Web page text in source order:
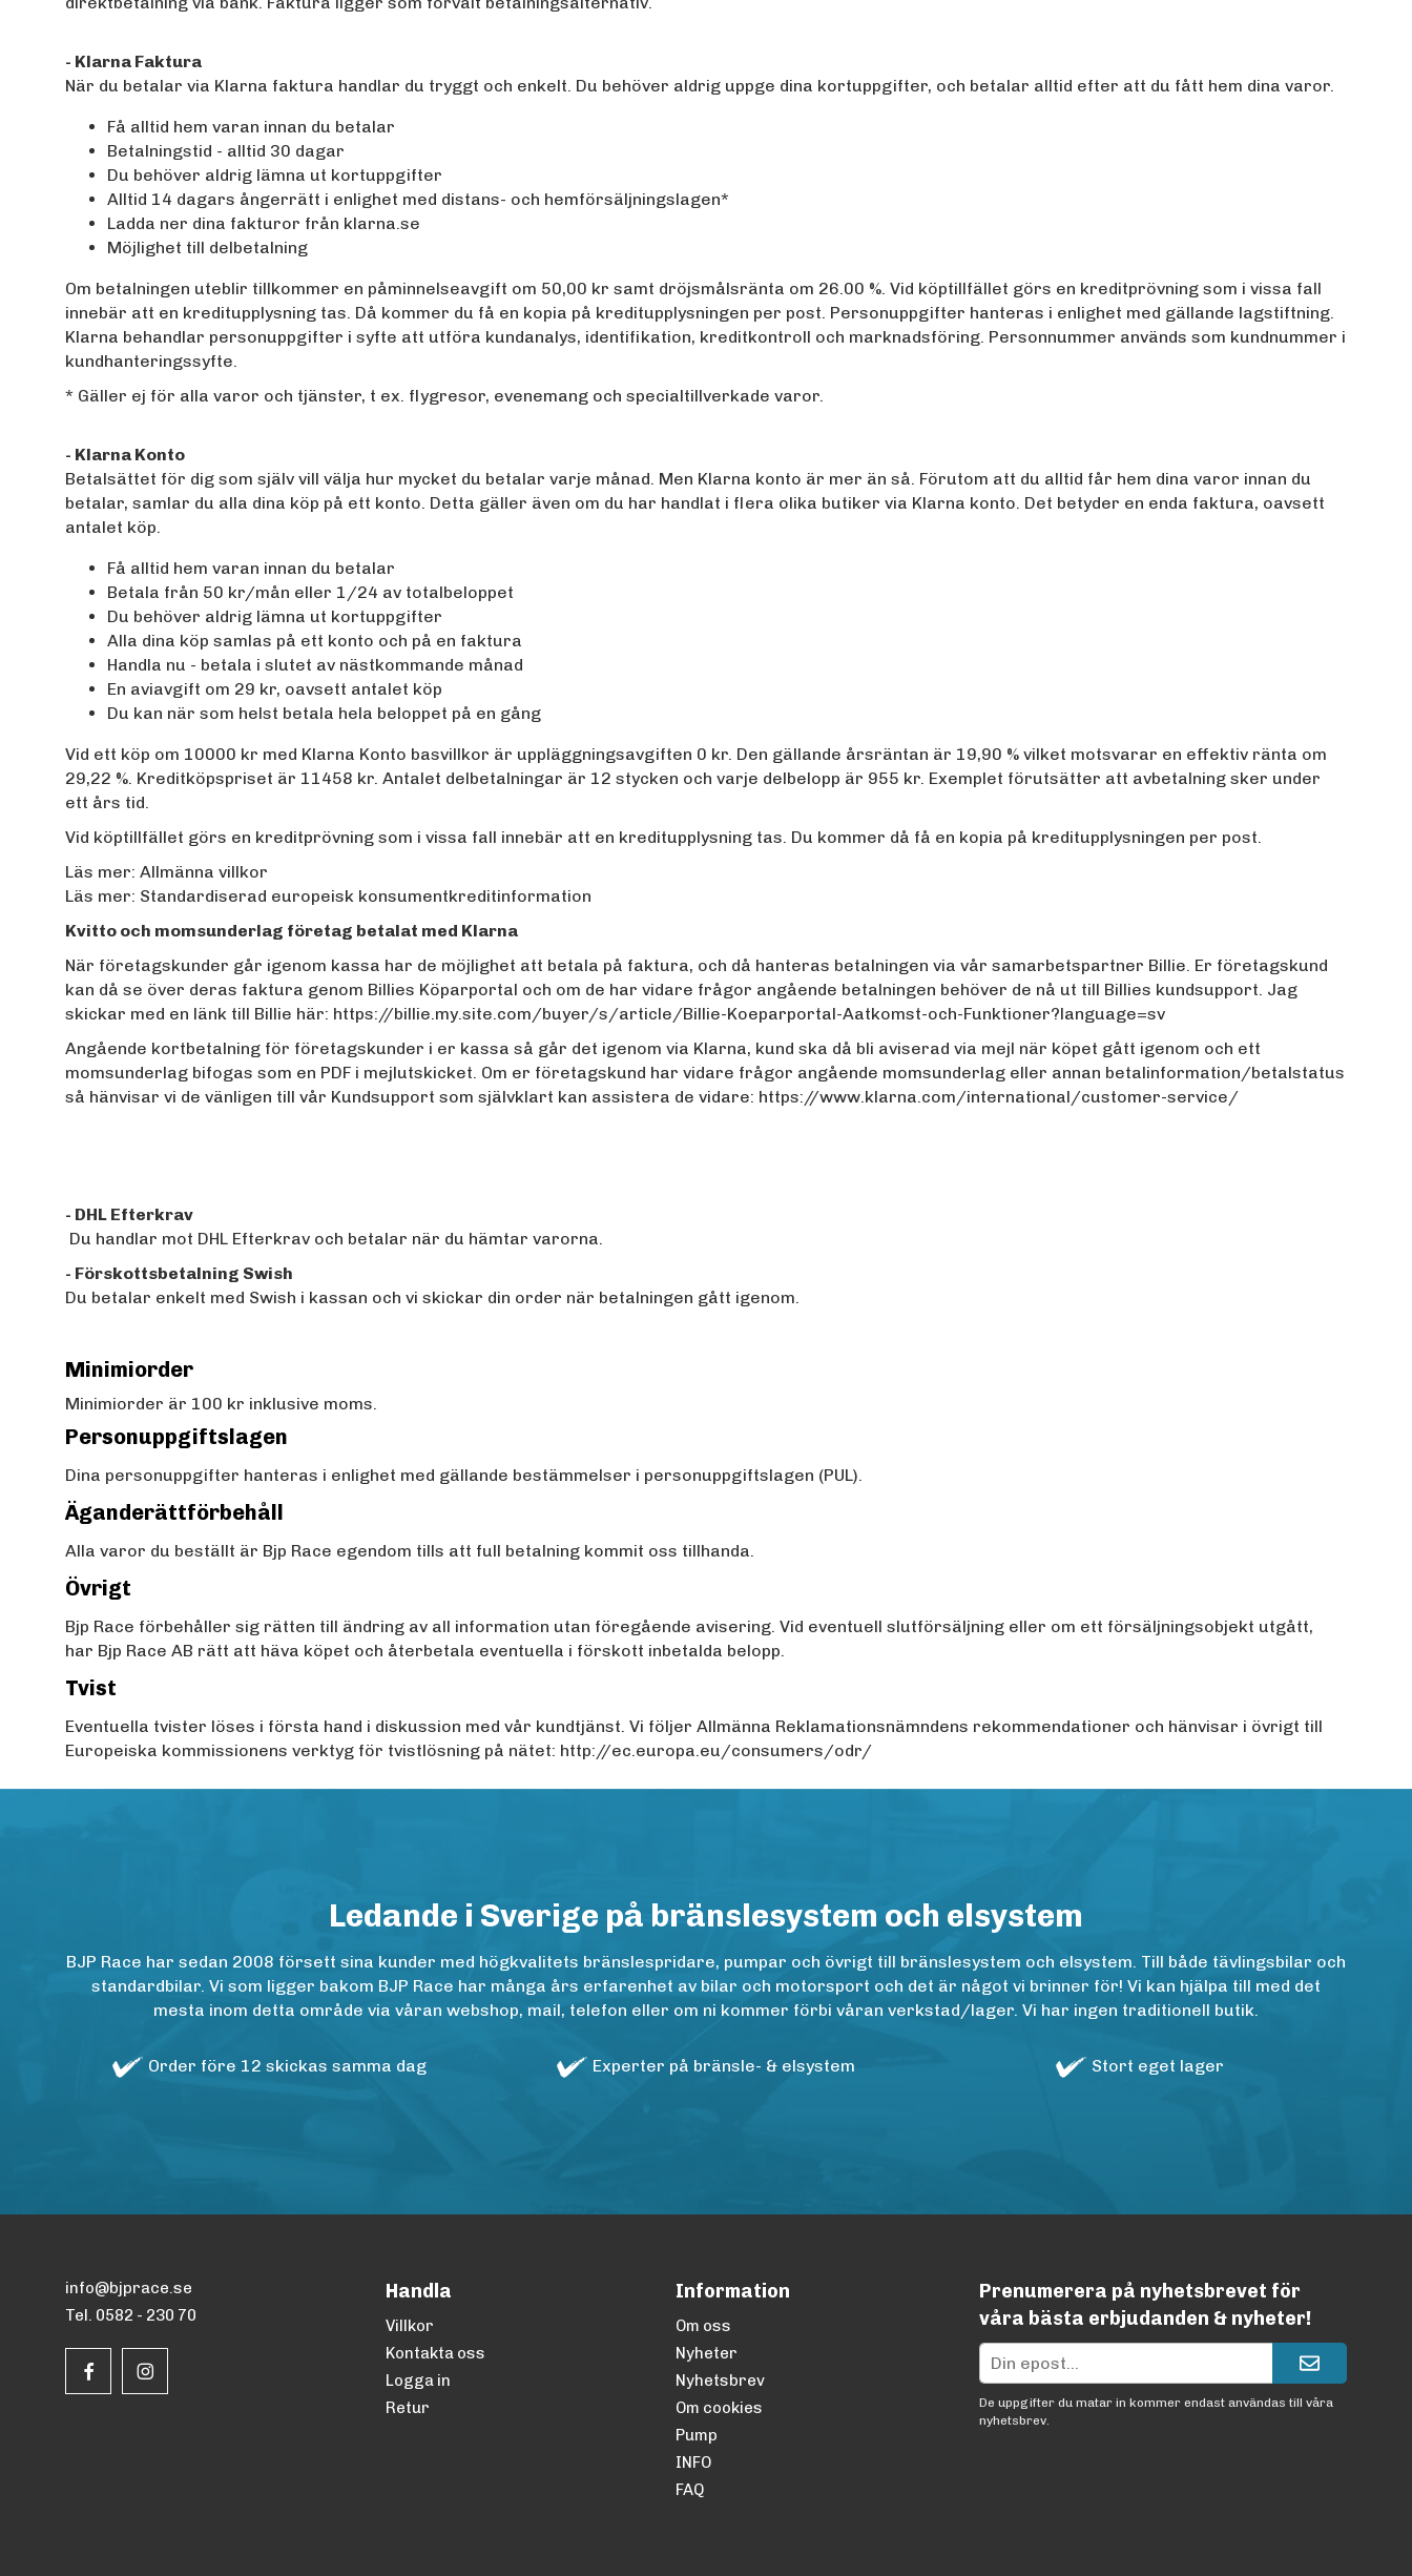
- Klarna Faktura
När du betalar via Klarna faktura handlar du tryggt och enkelt. Du behöver aldrig uppge dina kortuppgifter, och betalar alltid efter att du fått hem dina varor.
Få alltid hem varan innan du betalar
Betalningstid - alltid 30 dagar
Du behöver aldrig lämna ut kortuppgifter
Alltid 14 dagars ångerrätt i enlighet med distans- och hemförsäljningslagen*
Ladda ner dina fakturor från klarna.se
Möjlighet till delbetalning
Om betalningen uteblir tillkommer en påminnelseavgift om 50,00 kr samt dröjsmålsränta om 26.00 %. Vid köptillfället görs en kreditprövning som i vissa fall
innebär att en kreditupplysning tas. Då kommer du få en kopia på kreditupplysningen per post. Personuppgifter hanteras i enlighet med gällande lagstiftning.
Klarna behandlar personuppgifter i syfte att utföra kundanalys, identifikation, kreditkontroll och marknadsföring. Personnummer används som kundnummer i
kundhanteringssyfte.
* Gäller ej för alla varor och tjänster, t ex. flygresor, evenemang och specialtillverkade varor.
- Klarna Konto
Betalsättet för dig som själv vill välja hur mycket du betalar varje månad. Men Klarna konto är mer än så. Förutom att du alltid får hem dina varor innan du
betalar, samlar du alla dina köp på ett konto. Detta gäller även om du har handlat i flera olika butiker via Klarna konto. Det betyder en enda faktura, oavsett
antalet köp.
Få alltid hem varan innan du betalar
Betala från 50 kr/mån eller 1/24 av totalbeloppet
Du behöver aldrig lämna ut kortuppgifter
Alla dina köp samlas på ett konto och på en faktura
Handla nu - betala i slutet av nästkommande månad
En aviavgift om 29 kr, oavsett antalet köp
Du kan när som helst betala hela beloppet på en gång
Vid ett köp om 10000 kr med Klarna Konto basvillkor är uppläggningsavgiften 0 kr. Den gällande årsräntan är 19,90 % vilket motsvarar en effektiv ränta om
29,22 %. Kreditköpspriset är 11458 kr. Antalet delbetalningar är 12 stycken och varje delbelopp är 955 kr. Exemplet förutsätter att avbetalning sker under
ett års tid.
Vid köptillfället görs en kreditprövning som i vissa fall innebär att en kreditupplysning tas. Du kommer då få en kopia på kreditupplysningen per post.
Läs mer: Allmänna villkor
Läs mer: Standardiserad europeisk konsumentkreditinformation
Kvitto och momsunderlag företag betalat med Klarna
När företagskunder går igenom kassa har de möjlighet att betala på faktura, och då hanteras betalningen via vår samarbetspartner Billie. Er företagskund
kan då se över deras faktura genom Billies Köparportal och om de har vidare frågor angående betalningen behöver de nå ut till Billies kundsupport. Jag
skickar med en länk till Billie här: https://billie.my.site.com/buyer/s/article/Billie-Koeparportal-Aatkomst-och-Funktioner?language=sv
Angående kortbetalning för företagskunder i er kassa så går det igenom via Klarna, kund ska då bli aviserad via mejl när köpet gått igenom och ett
momsunderlag bifogas som en PDF i mejlutskicket. Om er företagskund har vidare frågor angående momsunderlag eller annan betalinformation/betalstatus
så hänvisar vi de vänligen till vår Kundsupport som självklart kan assistera de vidare: https://www.klarna.com/international/customer-service/
- DHL Efterkrav
Du handlar mot DHL Efterkrav och betalar när du hämtar varorna.
- Förskottsbetalning Swish
Du betalar enkelt med Swish i kassan och vi skickar din order när betalningen gått igenom.
Minimiorder
Minimiorder är 100 kr inklusive moms.
Personuppgiftslagen
Dina personuppgifter hanteras i enlighet med gällande bestämmelser i personuppgiftslagen (PUL).
Äganderättförbehåll
Alla varor du beställt är Bjp Race egendom tills att full betalning kommit oss tillhanda.
Övrigt
Bjp Race förbehåller sig rätten till ändring av all information utan föregående avisering. Vid eventuell slutförsäljning eller om ett försäljningsobjekt utgått,
har Bjp Race AB rätt att häva köpet och återbetala eventuella i förskott inbetalda belopp.
Tvist
Eventuella tvister löses i första hand i diskussion med vår kundtjänst. Vi följer Allmänna Reklamationsnämndens rekommendationer och hänvisar i övrigt till
Europeiska kommissionens verktyg för tvistlösning på nätet: http://ec.europa.eu/consumers/odr/
Ledande i Sverige på bränslesystem och elsystem
BJP Race har sedan 2008 försett sina kunder med högkvalitets bränslespridare, pumpar och övrigt till bränslesystem och elsystem. Till både tävlingsbilar och
standardbilar. Vi som ligger bakom BJP Race har många års erfarenhet av bilar och motorsport och det är något vi brinner för! Vi kan hjälpa till med det
mesta inom detta område via våran webshop, mail, telefon eller om ni kommer förbi våran verkstad/lager. Vi har ingen traditionell butik.
Order före 12 skickas samma dag Experter på bränsle- & elsystem Stort eget lager
info@bjprace.se
Tel. 0582 - 230 70
Handla
Villkor
Kontakta oss
Logga in
Retur
Information
Om oss
Nyheter
Nyhetsbrev
Om cookies
Pump
INFO
FAQ
Prenumerera på nyhetsbrevet för
våra bästa erbjudanden & nyheter!
De uppgifter du matar in kommer endast användas till våra
nyhetsbrev.